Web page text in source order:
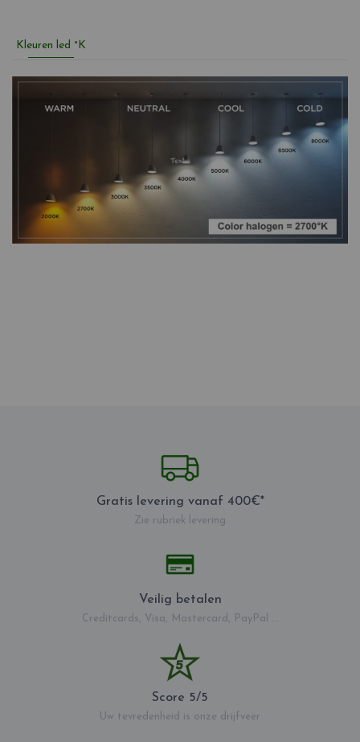
Kleuren led °K
Gratis levering vanaf 400€*
Zie rubriek levering
Veilig betalen
Creditcards, Visa, Mastercard, PayPal ...
Score 5/5
Uw tevredenheid is onze drijfveer